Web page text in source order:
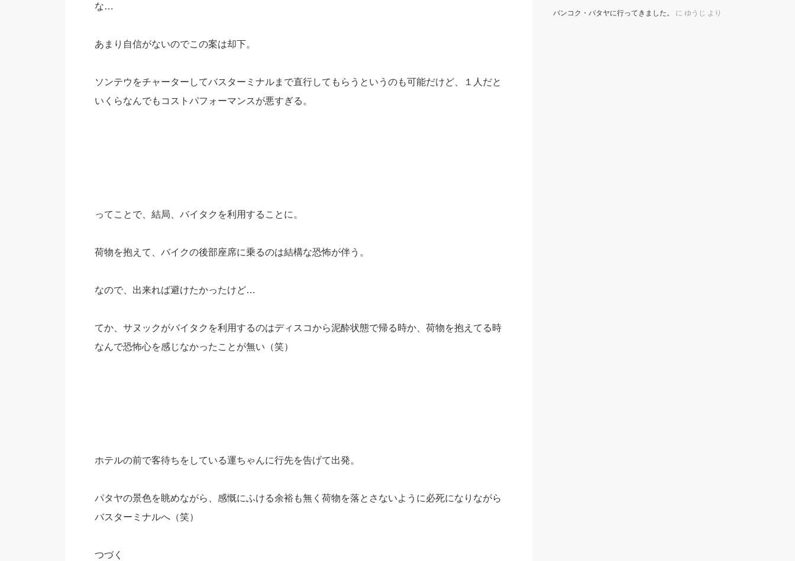
な…
あまり自信がないのでこの案は却下。
ソンテウをチャーターしてバスターミナルまで直行してもらうというのも可能だけど、１人だと
いくらなんでもコストパフォーマンスが悪すぎる。
ってことで、結局、バイタクを利用することに。
荷物を抱えて、バイクの後部座席に乗るのは結構な恐怖が伴う。
なので、出来れば避けたかったけど…
てか、サヌックがバイタクを利用するのはディスコから泥酔状態で帰る時か、荷物を抱えてる時
なんで恐怖心を感じなかったことが無い（笑）
ホテルの前で客待ちをしている運ちゃんに行先を告げて出発。
パタヤの景色を眺めながら、感慨にふける余裕も無く荷物を落とさないように必死になりながら
バスターミナルへ（笑）
つづく
バンコク・パタヤに行ってきました。 に ゆうじ より